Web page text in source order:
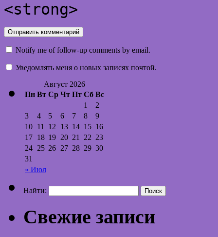
<strong>
Notify me of follow-up comments by email.
Уведомлять меня о новых записях почтой.
Август 2026
Пн Вт Ср Чт Пт Сб Вс
« Июл
1
2
3
4 5 6 7 8
9
10 11 12 13 14 15 16
17 18 19 20 21 22 23
24 25 26 27 28 29 30
31
Найти:
Свежие записи